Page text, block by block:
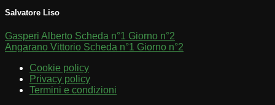
Salvatore Liso
Gasperi Alberto Scheda n°1 Giorno n°2
Angarano Vittorio Scheda n°1 Giorno n°2
Cookie policy
Privacy policy
Termini e condizioni